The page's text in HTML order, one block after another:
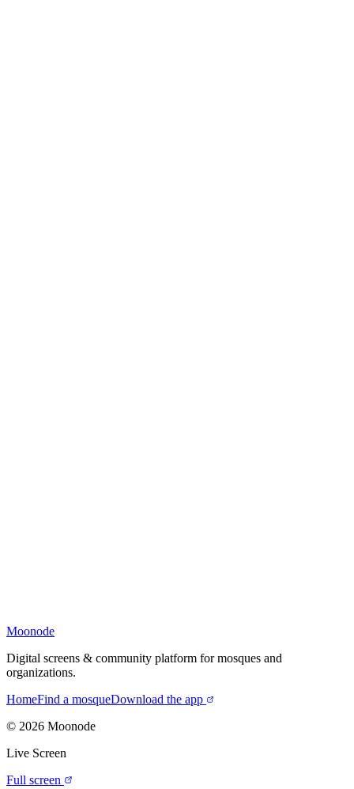
Moonode
Digital screens & community platform for mosques and
organizations.
HomeFind a mosqueDownload the app
© 2026 Moonode
Live Screen
Full screen